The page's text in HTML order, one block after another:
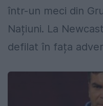
într-un meci din
Națiuni. La
defilat în fața